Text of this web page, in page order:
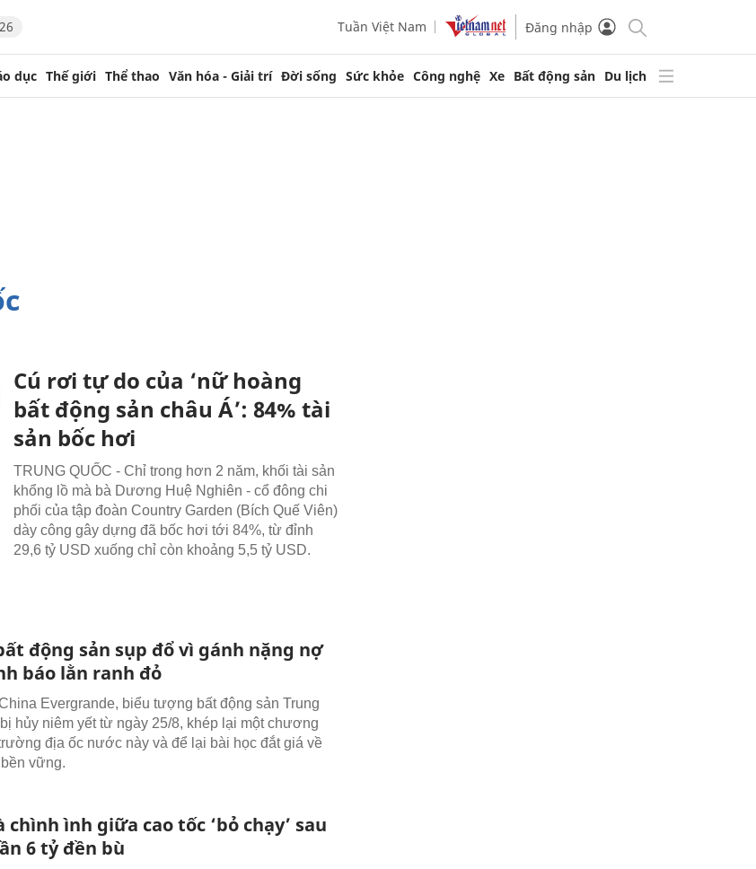
Tuần Việt Nam Đăng nhập
dục Thế giới Thể thao Văn hóa - Giải trí Đời sống Sức khỏe Công nghệ Xe Bất động sản Du lịch
Cú rơi tự do của ‘nữ hoàng
bất động sản châu Á’: 84% tài
sản bốc hơi
TRUNG QUỐC - Chỉ trong hơn 2 năm, khối tài sản
khổng lồ mà bà Dương Huệ Nghiên - cổ đông chi
phối của tập đoàn Country Garden (Bích Quế Viên)
dày công gây dựng đã bốc hơi tới 84%, từ đỉnh
29,6 tỷ USD xuống chỉ còn khoảng 5,5 tỷ USD.
động sản sụp đổ vì gánh nặng nợ
báo lằn ranh đỏ
Evergrande, biểu tượng bất động sản Trung
hủy niêm yết từ ngày 25/8, khép lại một chương
địa ốc nước này và để lại bài học đắt giá về
vững.
chình ình giữa cao tốc ‘bỏ chạy’ sau
6 tỷ đền bù